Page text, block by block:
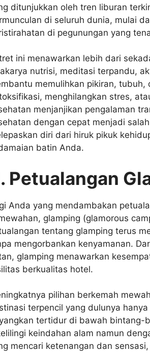
ditunjukkan oleh tren liburan
di seluruh dunia, mulai
di pegunungan yang
ini menawarkan lebih dari
nutrisi, meditasi terpandu,
memulihkan pikiran,
menghilangkan stres,
menjanjikan pengalaman
dengan cepat menjadi
diri dari hiruk pikuk
batin Anda.
Petualangan
Anda yang mendambakan
glamping (glamorous
tentang glamping terus
mengorbankan kenyamanan.
glamping menawarkan
berkualitas hotel.
pilihan berkemah
terpencil yang dulunya
tertidur di bawah bintang-
keindahan alam namun
mencari ketenangan dan